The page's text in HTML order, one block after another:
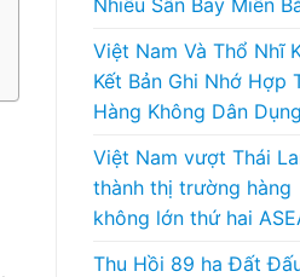
Nhiều Sân Bay Miền
Việt Nam Và Thổ Nhĩ
Kết Bản Ghi Nhớ Hợp
Hàng Không Dân Dụng
Việt Nam vượt Thái
thành thị trường hàng
không lớn thứ hai
Thu Hồi 89 ha Đất